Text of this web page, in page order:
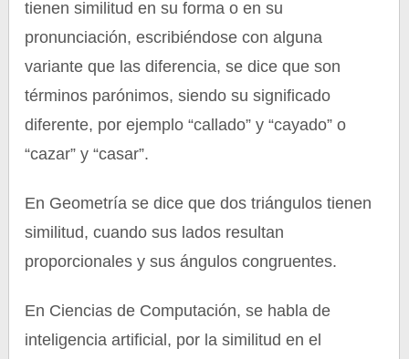
tienen similitud en su forma o en su
pronunciación, escribiéndose con alguna
variante que las diferencia, se dice que son
términos parónimos, siendo su significado
diferente, por ejemplo “callado” y “cayado” o
“cazar” y “casar”.
En Geometría se dice que dos triángulos tienen
similitud, cuando sus lados resultan
proporcionales y sus ángulos congruentes.
En Ciencias de Computación, se habla de
inteligencia artificial, por la similitud en el